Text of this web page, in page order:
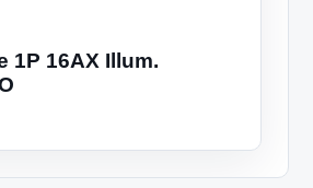
1P 16AX Illum.